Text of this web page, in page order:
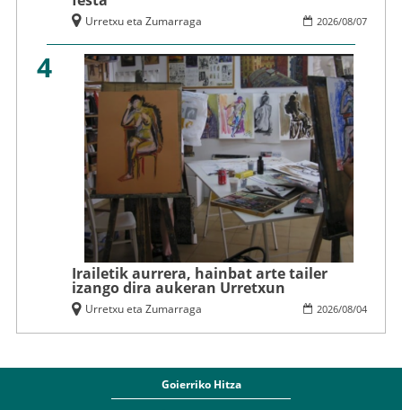
2026/08/07
Urretxu eta Zumarraga
4
Irailetik aurrera, hainbat arte tailer
izango dira aukeran Urretxun
2026/08/04
Urretxu eta Zumarraga
Goierriko Hitza